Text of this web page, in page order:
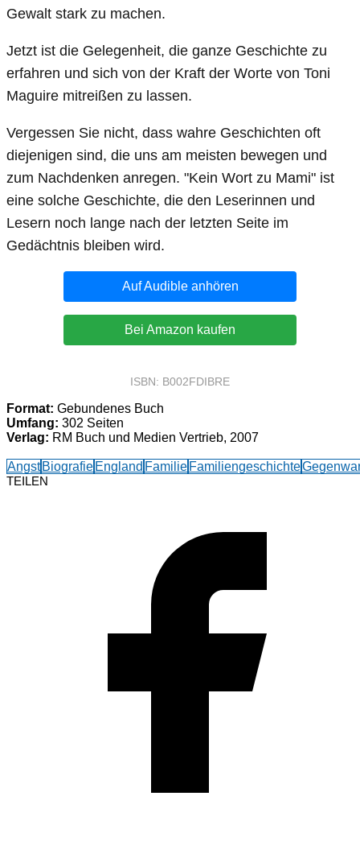
Gewalt stark zu machen.
Jetzt ist die Gelegenheit, die ganze Geschichte zu
erfahren und sich von der Kraft der Worte von Toni
Maguire mitreißen zu lassen.
Vergessen Sie nicht, dass wahre Geschichten oft
diejenigen sind, die uns am meisten bewegen und
zum Nachdenken anregen. "Kein Wort zu Mami" ist
eine solche Geschichte, die den Leserinnen und
Lesern noch lange nach der letzten Seite im
Gedächtnis bleiben wird.
Auf Audible anhören
Bei Amazon kaufen
ISBN: B002FDIBRE
Format: Gebundenes Buch
Umfang: 302 Seiten
Verlag: RM Buch und Medien Vertrieb, 2007
Angst Biografie England Familie Familiengeschichte
TEILEN